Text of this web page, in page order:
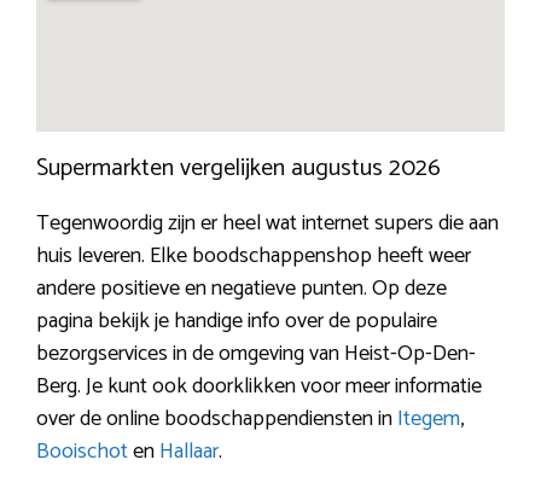
Supermarkten vergelijken augustus 2026
Tegenwoordig zijn er heel wat internet supers die aan
huis leveren. Elke boodschappenshop heeft weer
andere positieve en negatieve punten. Op deze
pagina bekijk je handige info over de populaire
bezorgservices in de omgeving van Heist-Op-Den-
Berg. Je kunt ook doorklikken voor meer informatie
over de online boodschappendiensten inItegem,
BooischotenHallaar.